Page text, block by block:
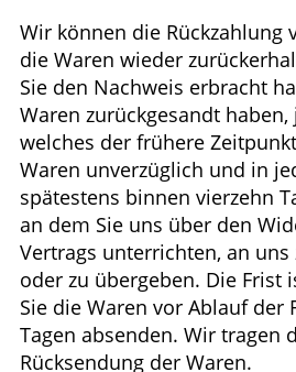
Wir können die Rückzahlung
die Waren wieder
Sie den Nachweis erbracht
Waren zurückgesandt haben,
welches der frühere
Waren unverzüglich und in
spätestens binnen vierzehn
an dem Sie uns über den
Vertrags unterrichten, an uns
oder zu übergeben. Die Frist
Sie die Waren vor Ablauf der
Tagen absenden. Wir tragen
Rücksendung der Waren.